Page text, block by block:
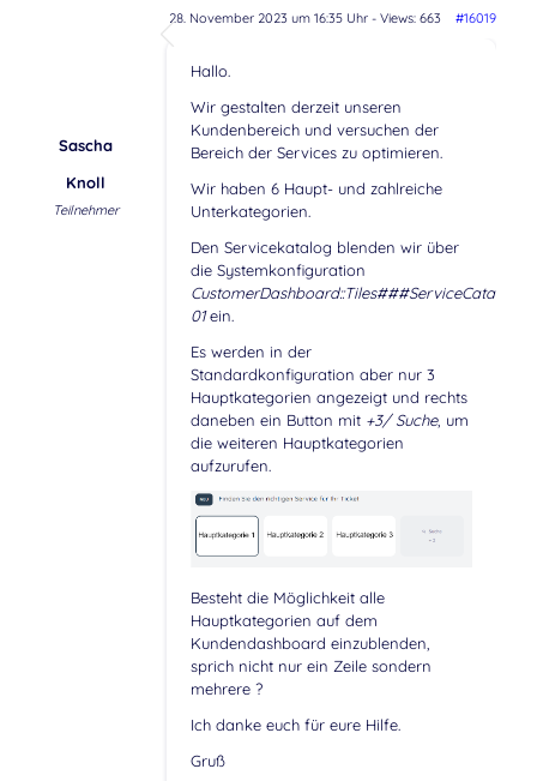
28. November 2023 um 16:35 Uhr- Views: 663 #16019
Sascha
Knoll
Teilnehmer
Hallo.
Wir gestalten derzeit unseren
Kundenbereich und versuchen der
Bereich der Services zu optimieren.
Wir haben 6 Haupt- und zahlreiche
Unterkategorien.
Den Servicekatalog blenden wir über
die Systemkonfiguration
CustomerDashboard::Tiles###ServiceCatalog-
01ein.
Es werden in der
Standardkonfiguration aber nur 3
Hauptkategorien angezeigt und rechts
daneben ein Button mit +3/ Suche, um
die weiteren Hauptkategorien
aufzurufen.
Besteht die Möglichkeit alle
Hauptkategorien auf dem
Kundendashboard einzublenden,
sprich nicht nur ein Zeile sondern
mehrere ?
Ich danke euch für eure Hilfe.
Gruß